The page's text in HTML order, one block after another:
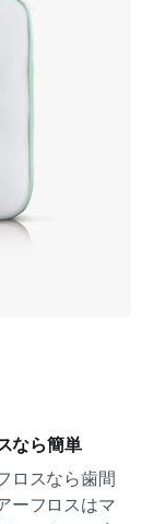
なら簡単
ロスなら歯間
ーフロスはマ